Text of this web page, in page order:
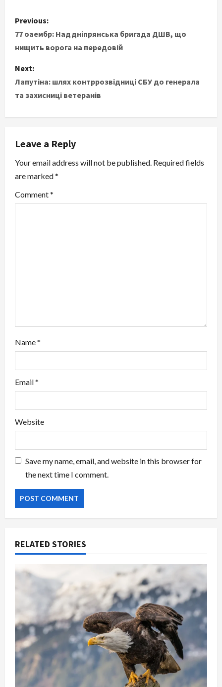
P
o
t
n
a
v
i
g
a
Previous:
77 оаембр: Наддніпрянська бригада ДШВ, що
нищить ворога на передовій
Next:
Лапутіна: шлях контррозвідниці СБУ до генерала
та захисниці ветеранів
Leave a Reply
Your email address will not be published. Required fields
are marked*
Comment*
Name*
Email*
Website
Save my name, email, and website in this browser for
the next time I comment.
RELATED STORIES